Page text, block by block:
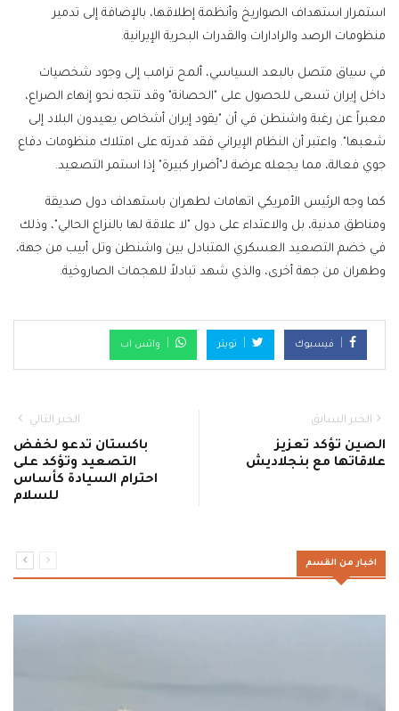
استمرار استهداف الصواريخ وأنظمة إطلاقها، بالإضافة إلى تدمير
منظومات الرصد والرادارات والقدرات البحرية الإيرانية.
في سياق متصل بالبعد السياسي، ألمح ترامب إلى وجود شخصيات
داخل إيران تسعى للحصول على "الحصانة" وقد تتجه نحو إنهاء الصراع،
معبراً عن رغبة واشنطن في أن "يقود إيران أشخاص يعيدون البلاد إلى
شعبها". واعتبر أن النظام الإيراني فقد قدرته على امتلاك منظومات دفاع
جوي فعالة، مما يجعله عرضة لـ"أضرار كبيرة" إذا استمر التصعيد.
كما وجه الرئيس الأمريكي اتهامات لطهران باستهداف دول صديقة
ومناطق مدنية، بل والاعتداء على دول "لا علاقة لها بالنزاع الحالي"، وذلك
في خضم التصعيد العسكري المتبادل بين واشنطن وتل أبيب من جهة،
وطهران من جهة أخرى، والذي شهد تبادلاً للهجمات الصاروخية.
فيسبوك تويتر واتس اب
الخبر السابق
الصين تؤكد تعزيز
علاقاتها مع بنجلاديش
الخبر التالي
باكستان تدعو لخفض
التصعيد وتؤكد على
احترام السيادة كأساس
للسلام
اخبار من القسم